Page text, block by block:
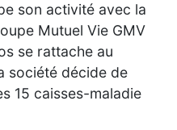
son activité avec la
Mutuel Vie GMV
se rattache au
société décide de
15 caisses-maladie